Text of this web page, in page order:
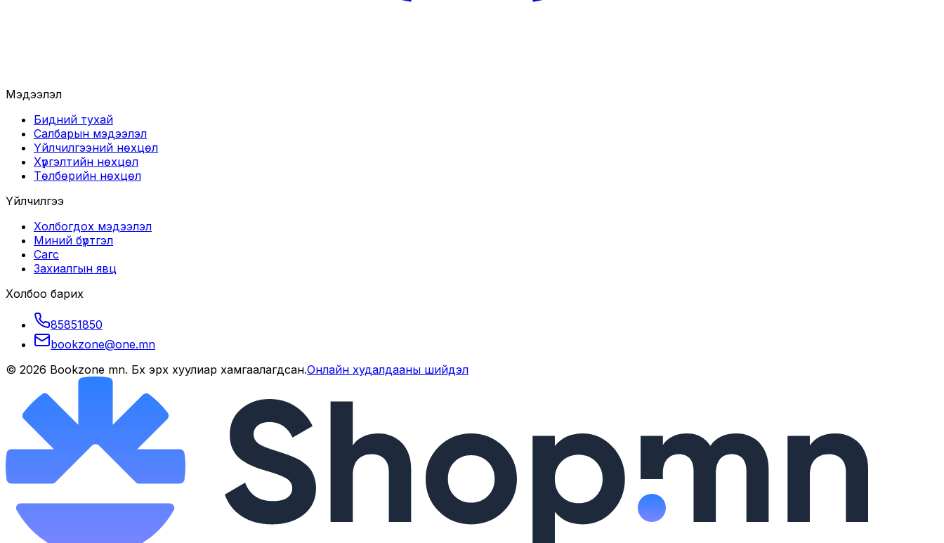
Мэдээлэл
Бидний тухай
Салбарын мэдээлэл
Үйлчилгээний нөхцөл
Хүргэлтийн нөхцөл
Төлбөрийн нөхцөл
Үйлчилгээ
Холбогдох мэдээлэл
Миний бүртгэл
Сагс
Захиалгын явц
Холбоо барих
85851850
bookzone@one.mn
© 2026 Bookzone mn. Бүх эрх хуулиар хамгаалагдсан.Онлайн худалдааны шийдэл